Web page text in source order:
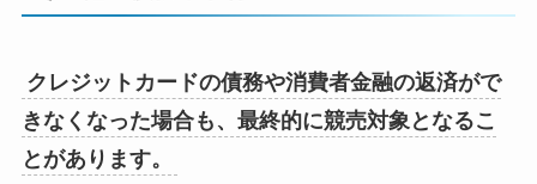
クレジットカードの債務や消費者金融の返済がで
きなくなった場合も、最終的に競売対象となるこ
とがあります。